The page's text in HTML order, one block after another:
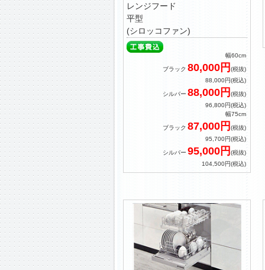
レンジフード
平型
(シロッコファン)
幅60cm
ブラック 80,000円 (税抜)
88,000円(税込)
シルバー 88,000円 (税抜)
96,800円(税込)
幅75cm
ブラック 87,000円 (税抜)
95,700円(税込)
シルバー 95,000円 (税抜)
104,500円(税込)